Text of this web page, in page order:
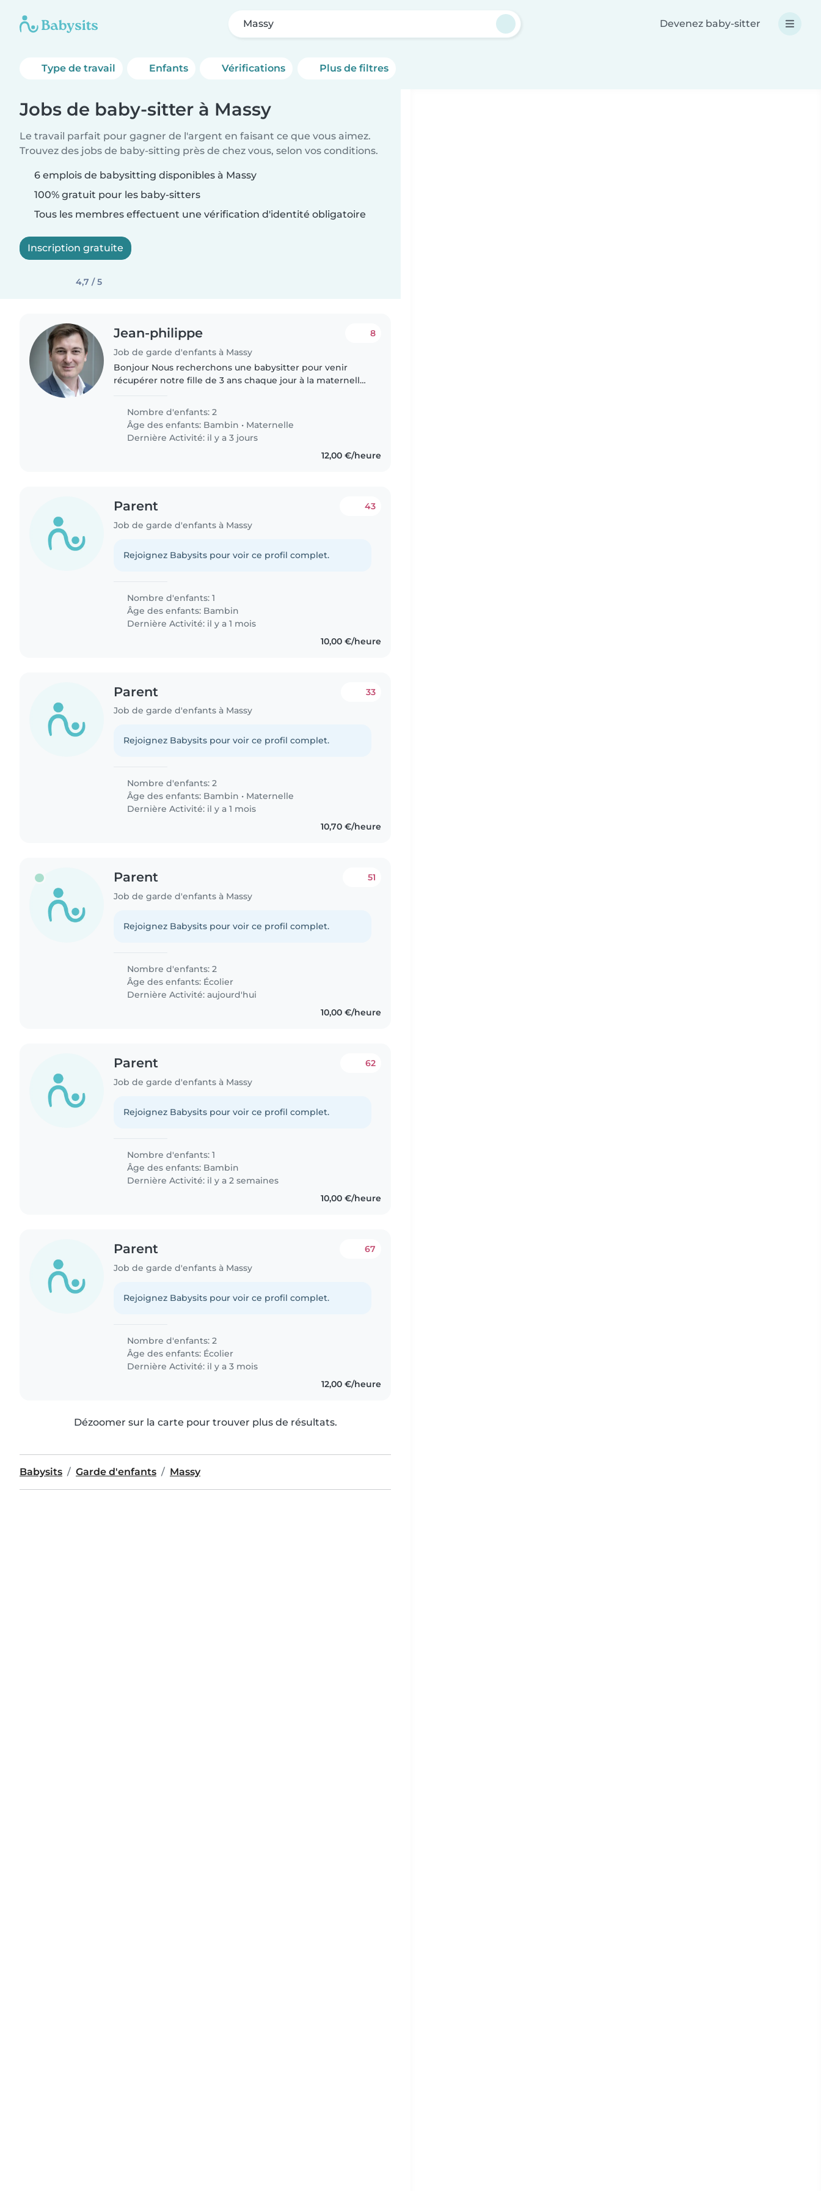
Massy Devenez baby-sitter
Type de travail Enfants Vérifications Plus de filtres
Jobs de baby-sitter à Massy
Le travail parfait pour gagner de l'argent en faisant ce que vous aimez.
Trouvez des jobs de baby-sitting près de chez vous, selon vos conditions.
6 emplois de babysitting disponibles à Massy
100% gratuit pour les baby-sitters
Tous les membres effectuent une vérification d'identité obligatoire
Inscription gratuite
4,7 / 5
Jean-philippe
Job de garde d'enfants à Massy
8
Bonjour Nous recherchons une babysitter pour venir
récupérer notre fille de 3 ans chaque jour à la maternelle
maternelle jusqu'à..
Nombre d'enfants: 2
Âge des enfants: Bambin • Maternelle
Dernière Activité: il y a 3 jours
12,00 €/heure
Parent
Job de garde d'enfants à Massy
43
Rejoignez Babysits pour voir ce profil complet.
Nombre d'enfants: 1
Âge des enfants: Bambin
Dernière Activité: il y a 1 mois
10,00 €/heure
Parent
Job de garde d'enfants à Massy
33
Rejoignez Babysits pour voir ce profil complet.
Nombre d'enfants: 2
Âge des enfants: Bambin • Maternelle
Dernière Activité: il y a 1 mois
10,70 €/heure
Parent
Job de garde d'enfants à Massy
51
Rejoignez Babysits pour voir ce profil complet.
Nombre d'enfants: 2
Âge des enfants: Écolier
Dernière Activité: aujourd'hui
10,00 €/heure
Parent
Job de garde d'enfants à Massy
62
Rejoignez Babysits pour voir ce profil complet.
Nombre d'enfants: 1
Âge des enfants: Bambin
Dernière Activité: il y a 2 semaines
10,00 €/heure
Parent
Job de garde d'enfants à Massy
67
Rejoignez Babysits pour voir ce profil complet.
Nombre d'enfants: 2
Âge des enfants: Écolier
Dernière Activité: il y a 3 mois
12,00 €/heure
Dézoomer sur la carte pour trouver plus de résultats.
Babysits Garde d'enfants Massy